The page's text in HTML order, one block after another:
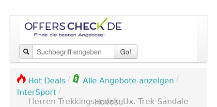
Go!
Hot Deals / Alle Angebote anzeigen /
InterSport /
Herren Trekkingsandale Ux.-Trek-Sandale Havasu